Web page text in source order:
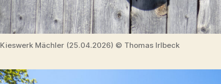
Kieswerk Mächler (25.04.2026) © Thomas Irlbeck